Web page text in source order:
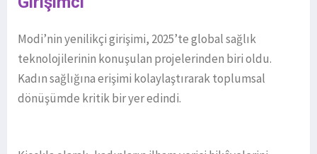
Modi’nin yenilikçi girişimi, 2025’te global sağlık
teknolojilerinin konuşulan projelerinden biri oldu.
Kadın sağlığına erişimi kolaylaştırarak toplumsal
dönüşümde kritik bir yer edindi.